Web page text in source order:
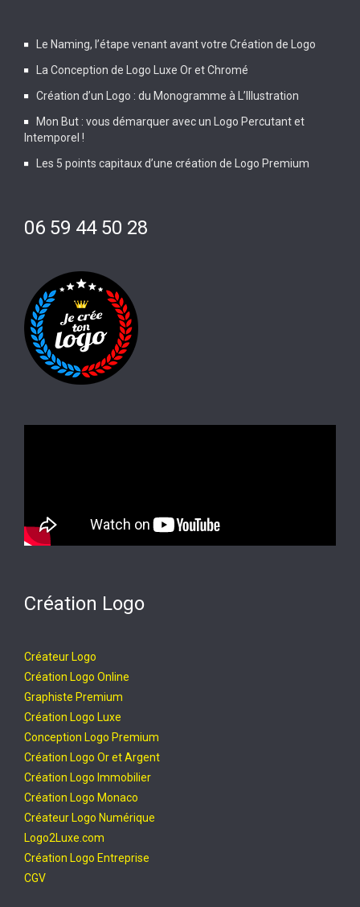
Le Naming, l’étape venant avant votre Création de Logo
La Conception de Logo Luxe Or et Chromé
Création d’un Logo : du Monogramme à L’Illustration
Mon But : vous démarquer avec un Logo Percutant et
Intemporel !
Les 5 points capitaux d’une création de Logo Premium
06 59 44 50 28
Création Logo
Créateur Logo
Création Logo Online
Graphiste Premium
Création Logo Luxe
Conception Logo Premium
Création Logo Or et Argent
Création Logo Immobilier
Création Logo Monaco
Créateur Logo Numérique
Logo2Luxe.com
Création Logo Entreprise
CGV